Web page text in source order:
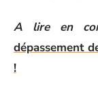
A lire en
dépassement
!